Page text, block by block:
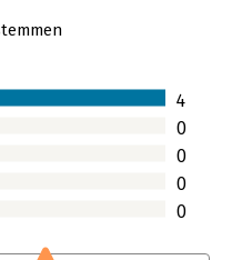
4
0
0
0
0